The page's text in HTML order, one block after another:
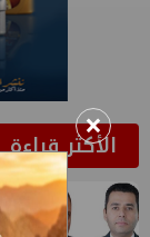
الأكثر قراءة
×